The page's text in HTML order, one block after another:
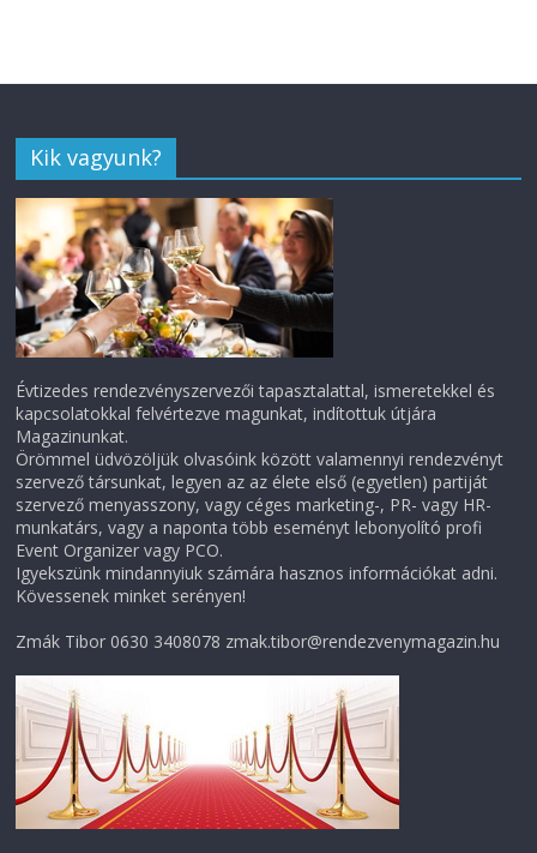
Kik vagyunk?
Évtizedes rendezvényszervezői tapasztalattal, ismeretekkel és
kapcsolatokkal felvértezve magunkat, indítottuk útjára
Magazinunkat.
Örömmel üdvözöljük olvasóink között valamennyi rendezvényt
szervező társunkat, legyen az az élete első (egyetlen) partiját
szervező menyasszony, vagy céges marketing-, PR- vagy HR-
munkatárs, vagy a naponta több eseményt lebonyolító profi
Event Organizer vagy PCO.
Igyekszünk mindannyiuk számára hasznos információkat adni.
Kövessenek minket serényen!
Zmák Tibor 0630 3408078 zmak.tibor@rendezvenymagazin.hu